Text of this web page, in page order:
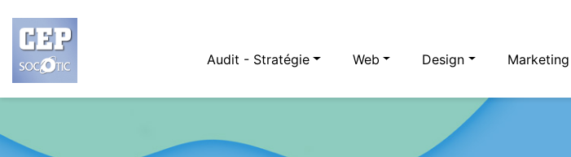
Audit - Stratégie Web Design Marketing